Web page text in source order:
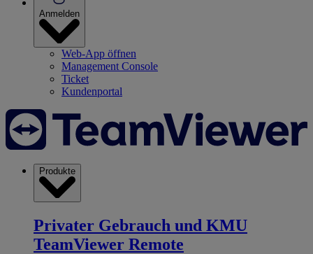
Anmelden
Web-App öffnen
Management Console
Ticket
Kundenportal
Produkte
Privater Gebrauch und KMU
TeamViewer Remote